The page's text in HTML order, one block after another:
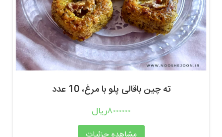
ته چین باقالی پلو با مرغ، 10 عدد
8000000ریال